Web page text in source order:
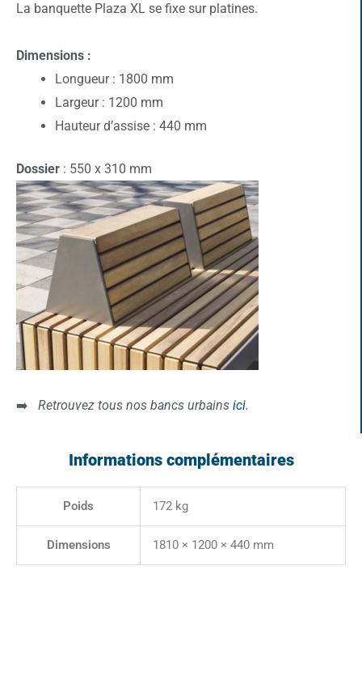
La banquette Plaza XL se fixe sur platines.
Dimensions :
Longueur : 1800 mm
Largeur : 1200 mm
Hauteur d’assise : 440 mm
Dossier : 550 x 310 mm
➡️ Retrouvez tous nos bancs urbains ici.
Informations complémentaires
Poids 172 kg
Dimensions 1810 × 1200 × 440 mm